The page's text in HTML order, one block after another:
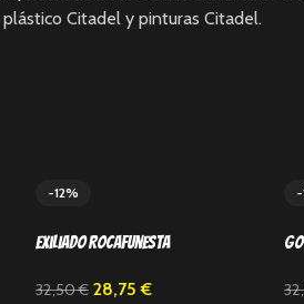
Citadel y pinturas Citadel.
-12%
Exiliado Rocafunesta
32,50€ 28,75€
-